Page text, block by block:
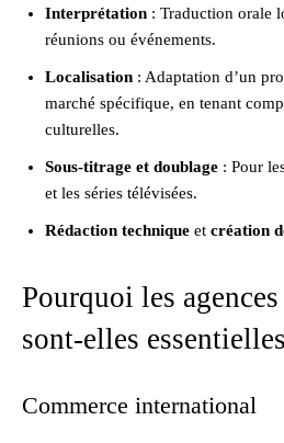
Interprétation : Traduction orale
réunions ou événements.
Localisation : Adaptation d’un
marché spécifique, en tenant
culturelles.
Sous-titrage et doublage : Pour
et les séries télévisées.
Rédaction technique et création
Pourquoi les
sont-elles
Commerce international